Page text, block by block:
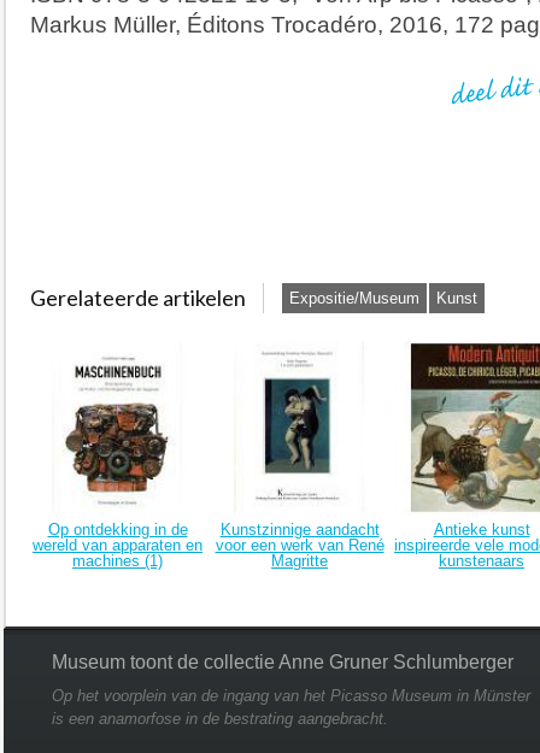
Markus Müller, Éditons Trocadéro, 2016, 172
Gerelateerde artikelen Expositie/Museum Kunst
Op ontdekking in de
wereld van apparaten en
machines (1)
Kunstzinnige aandacht
voor een werk van René
Magritte
Antieke kunst
inspireerde vele
kunstenaars
Museum toont de collectie Anne Gruner Schlumberger
Op het voorplein van de ingang van het Picasso Museum in Münster
is een anamorfose in de bestrating aangebracht.